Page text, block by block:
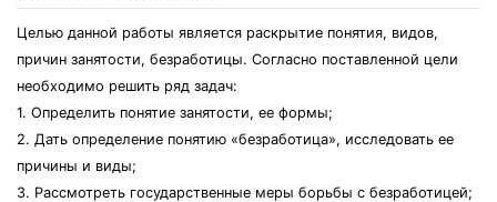
Целью данной работы является раскрытие понятия, видов,
причин занятости, безработицы. Согласно поставленной цели
необходимо решить ряд задач:
1. Определить понятие занятости, ее формы;
2. Дать определение понятию «безработица», исследовать ее
причины и виды;
3. Рассмотреть государственные меры борьбы с безработицей;